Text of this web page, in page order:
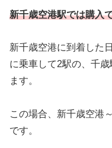
新千歳空港駅では購入
新千歳空港に到着した
に乗車して2駅の、千
ます。
この場合、新千歳空港
です。